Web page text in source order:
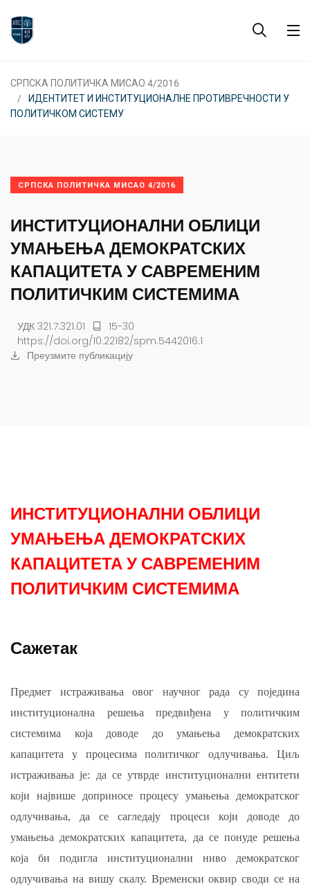
СРПСКА ПОЛИТИЧКА МИСАО 4/2016
ИДЕНТИТЕТ И ИНСТИТУЦИОНАЛНЕ ПРОТИВРЕЧНОСТИ У
ПОЛИТИЧКОМ СИСТЕМУ
СРПСКА ПОЛИТИЧКА МИСАО 4/2016
ИНСТИТУЦИОНАЛНИ ОБЛИЦИ
УМАЊЕЊА ДЕМОКРАТСКИХ
КАПАЦИТЕТА У САВРЕМЕНИМ
ПОЛИТИЧКИМ СИСТЕМИМА
УДК 321.7:321.01
15-30
https://doi.org/10.22182/spm.5442016.1
Преузмите публикацију
ИНСТИТУЦИОНАЛНИ ОБЛИЦИ
УМАЊЕЊА ДЕМОКРАТСКИХ
КАПАЦИТЕТА У САВРЕМЕНИМ
ПОЛИТИЧКИМ СИСТЕМИМА
Сажетак
Предмет истраживања овог научног рада су поједина
институционална решења предвиђена у политичким
системима која доводе до умањења демократских
капацитета у процесима политичког одлучивања. Циљ
истраживања је: да се утврде институционални ентитети
који највише доприносе процесу умањења демократског
одлучивања, да се сагледају процеси који доводе до
умањења демократских капацитета, да се понуде решења
која би подигла институционални ниво демократског
одлучивања на вишу скалу. Временски оквир своди се на